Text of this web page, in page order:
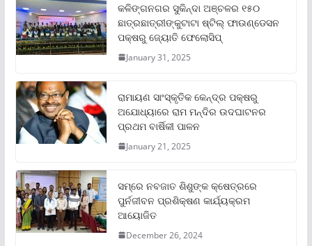
କଳିଙ୍ଗନଗର ସୁକିନ୍ଦା ଅଞ୍ଚଳର ୧୫୦
ଛାତ୍ରଛାତ୍ରୀଙ୍କୁଟାଟା ଷ୍ଟିଲ୍ ଫାଉଣ୍ଡେସନ
ପକ୍ଷରୁ ଜ୍ୟୋତି ଫେଲୋସିପ୍‌
January 31, 2025
ରାମାୟଣ ସାଂସ୍କୃତିକ କେନ୍ଦ୍ର ପକ୍ଷରୁ
ଅଯୋଧ୍ୟାରେ ରାମ ମନ୍ଦିର ଉଦଘାଟନର
ପ୍ରଥମ ବାର୍ଷିକୀ ପାଳନ
January 21, 2025
ସମ୍‌ରେ ନବଜାତ ଶିଶୁଙ୍କ କ୍ଷେତ୍ରରେ
ପୁର୍ନଜୀବନ ପ୍ରଶିକ୍ଷଣ କାର୍ଯ୍ୟକ୍ରମ
ଆୟୋଜିତ
December 26, 2024